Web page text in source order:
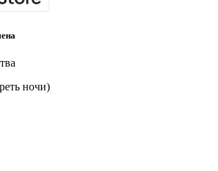
ночи)